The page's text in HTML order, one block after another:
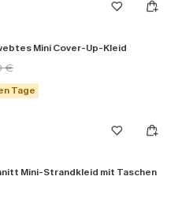
Mini Cover-Up-Kleid
€
Tage
Mini-Strandkleid mit Taschen